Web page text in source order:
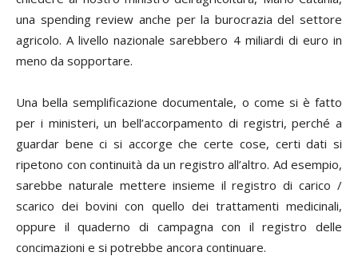
una spending review anche per la burocrazia del settore
agricolo. A livello nazionale sarebbero 4 miliardi di euro in
meno da sopportare.
Una bella semplificazione documentale, o come si è fatto
per i ministeri, un bell’accorpamento di registri, perché a
guardar bene ci si accorge che certe cose, certi dati si
ripetono con continuità da un registro all’altro. Ad esempio,
sarebbe naturale mettere insieme il registro di carico /
scarico dei bovini con quello dei trattamenti medicinali,
oppure il quaderno di campagna con il registro delle
concimazioni e si potrebbe ancora continuare.